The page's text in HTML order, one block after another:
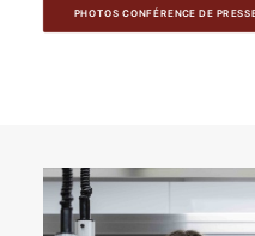
PHOTOS CONFÉRENCE DE